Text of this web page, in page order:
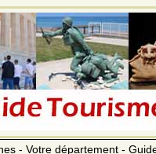
- Votre département -